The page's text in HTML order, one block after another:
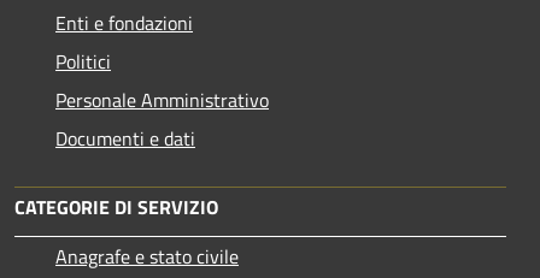
Enti e fondazioni
Politici
Personale Amministrativo
Documenti e dati
CATEGORIE DI SERVIZIO
Anagrafe e stato civile